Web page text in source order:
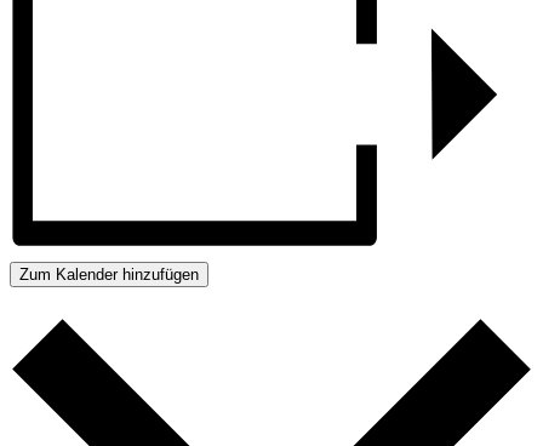
Zum Kalender hinzufügen